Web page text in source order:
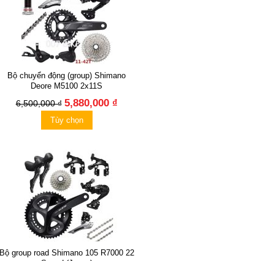
Bộ chuyển động (group) Shimano
Deore M5100 2x11S
6,500,000 ₫ 5,880,000 ₫
Tùy chọn
Bộ group road Shimano 105 R7000 22